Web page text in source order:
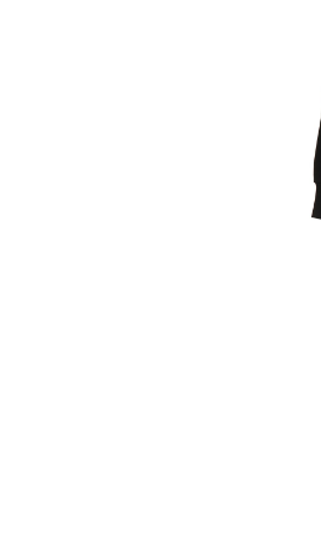
Spedizione
2-4 giorni
2-4 giorni